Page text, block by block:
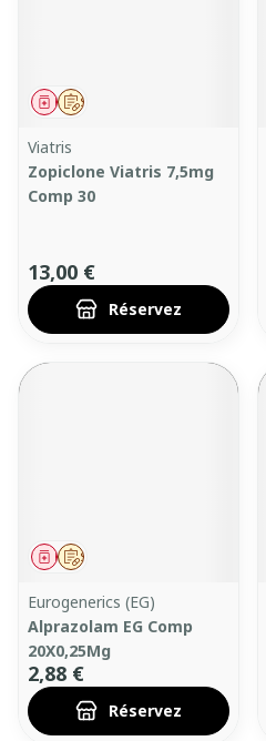
Sur prescription
Médicament
Viatris
Zopiclone Viatris 7,5mg
Comp 30
13,00 €
Réservez
Sur prescription
Médicament
Eurogenerics (EG)
Alprazolam EG Comp
20X0,25Mg
2,88 €
Réservez